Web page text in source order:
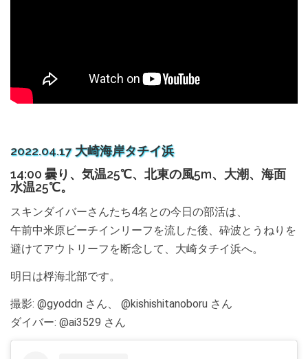
2022.04.17 大崎海岸タチイ浜
14:00 曇り、気温25℃、北東の風5m、大潮、海面
水温25℃。
スキンダイバーさんたち4名との今日の部活は、
午前中米原ビーチインリーフを流した後、砕波とうねりを
避けてアウトリーフを断念して、大崎タチイ浜へ。
明日は桴海北部です。
撮影: @gyoddn さん、 @kishishitanoboru さん
ダイバー: @ai3529 さん